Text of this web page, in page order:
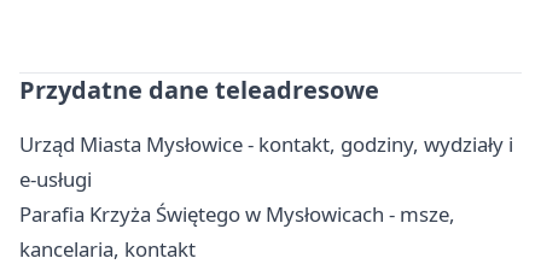
Przydatne dane teleadresowe
Urząd Miasta Mysłowice - kontakt, godziny, wydziały i
e-usługi
Parafia Krzyża Świętego w Mysłowicach - msze,
kancelaria, kontakt